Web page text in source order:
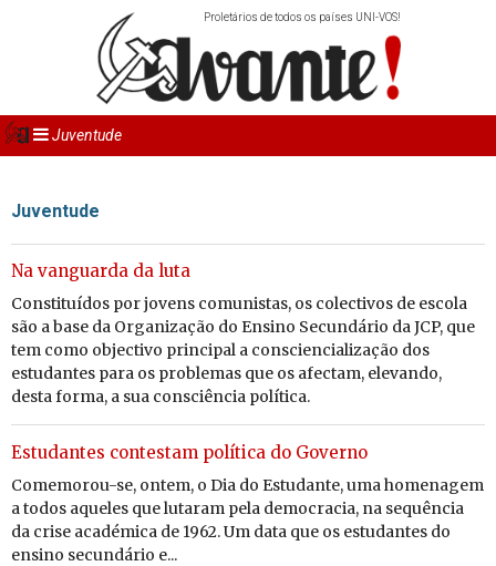
Proletários de todos os países UNI-VOS!
Juventude
Juventude
Na vanguarda da luta
Constituídos por jovens comunistas, os colectivos de escola
são a base da Organização do Ensino Secundário da JCP, que
tem como objectivo principal a consciencialização dos
estudantes para os problemas que os afectam, elevando,
desta forma, a sua consciência política.
Estudantes contestam política do Governo
Comemorou-se, ontem, o Dia do Estudante, uma homenagem
a todos aqueles que lutaram pela democracia, na sequência
da crise académica de 1962. Um data que os estudantes do
ensino secundário e...